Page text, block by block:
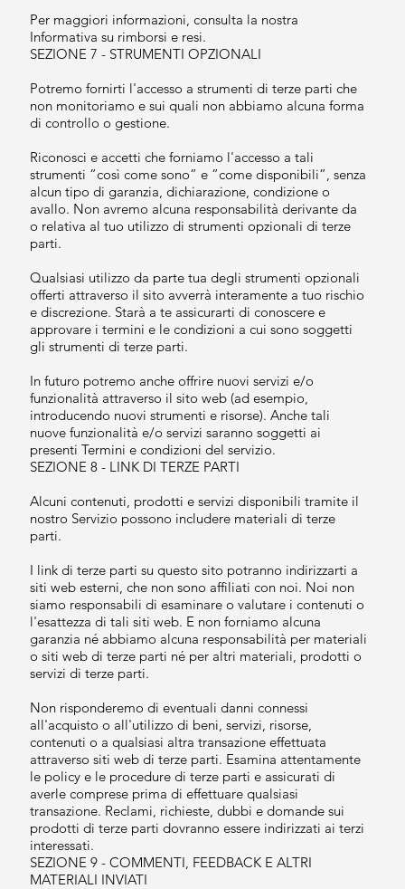
Per maggiori informazioni, consulta la nostra
Informativa su rimborsi e resi.
SEZIONE 7 - STRUMENTI OPZIONALI
Potremo fornirti l'accesso a strumenti di terze parti che
non monitoriamo e sui quali non abbiamo alcuna forma
di controllo o gestione.
Riconosci e accetti che forniamo l'accesso a tali
strumenti ”così come sono” e ”come disponibili”, senza
alcun tipo di garanzia, dichiarazione, condizione o
avallo. Non avremo alcuna responsabilità derivante da
o relativa al tuo utilizzo di strumenti opzionali di terze
parti.
Qualsiasi utilizzo da parte tua degli strumenti opzionali
offerti attraverso il sito avverrà interamente a tuo rischio
e discrezione. Starà a te assicurarti di conoscere e
approvare i termini e le condizioni a cui sono soggetti
gli strumenti di terze parti.
In futuro potremo anche offrire nuovi servizi e/o
funzionalità attraverso il sito web (ad esempio,
introducendo nuovi strumenti e risorse). Anche tali
nuove funzionalità e/o servizi saranno soggetti ai
presenti Termini e condizioni del servizio.
SEZIONE 8 - LINK DI TERZE PARTI
Alcuni contenuti, prodotti e servizi disponibili tramite il
nostro Servizio possono includere materiali di terze
parti.
I link di terze parti su questo sito potranno indirizzarti a
siti web esterni, che non sono affiliati con noi. Noi non
siamo responsabili di esaminare o valutare i contenuti o
l'esattezza di tali siti web. E non forniamo alcuna
garanzia né abbiamo alcuna responsabilità per materiali
o siti web di terze parti né per altri materiali, prodotti o
servizi di terze parti.
Non risponderemo di eventuali danni connessi
all'acquisto o all'utilizzo di beni, servizi, risorse,
contenuti o a qualsiasi altra transazione effettuata
attraverso siti web di terze parti. Esamina attentamente
le policy e le procedure di terze parti e assicurati di
averle comprese prima di effettuare qualsiasi
transazione. Reclami, richieste, dubbi e domande sui
prodotti di terze parti dovranno essere indirizzati ai terzi
interessati.
SEZIONE 9 - COMMENTI, FEEDBACK E ALTRI
MATERIALI INVIATI